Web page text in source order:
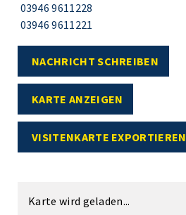
03946 9611228
03946 9611221
NACHRICHT SCHREIBEN
KARTE ANZEIGEN
VISITENKARTE EXPORTIEREN
Karte wird geladen...